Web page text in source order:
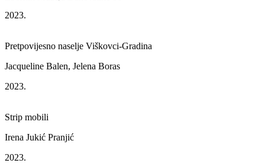
2023.
Pretpovijesno naselje Viškovci-Gradina
Jacqueline Balen, Jelena Boras
2023.
Strip mobili
Irena Jukić Pranjić
2023.